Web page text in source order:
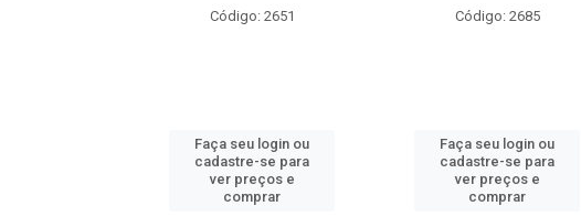
Código: 2651
Faça seu login ou
cadastre-se para
ver preços e
comprar
Código: 2685
Faça seu login ou
cadastre-se para
ver preços e
comprar